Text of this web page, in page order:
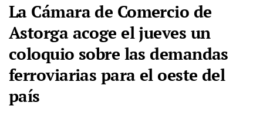
La Cámara de Comercio de
Astorga acoge el jueves un
coloquio sobre las demandas
ferroviarias para el oeste del
país